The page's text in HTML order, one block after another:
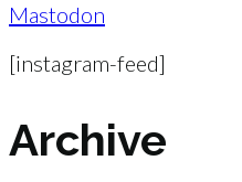
Mastodon
[instagram-feed]
Archive